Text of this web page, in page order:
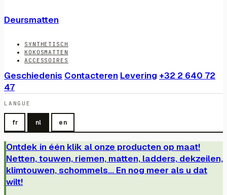
Deursmatten
SYNTHETISCH
KOKOSMATTEN
ACCESSOIRES
Geschiedenis Contacteren Levering +32 2 640 72
47
LANGUE
fr nl en
Ontdek in één klik al onze producten op maat!
Netten, touwen, riemen, matten, ladders, dekzeilen,
klimtouwen, schommels... En nog meer als u dat
wilt!